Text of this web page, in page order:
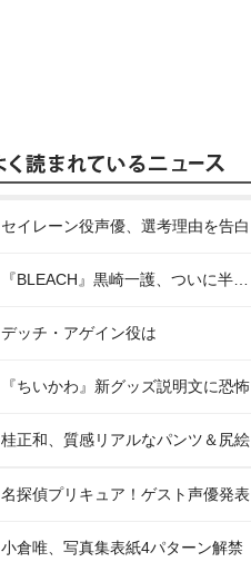
セイレーン役声優、選考理由を告白
デッチ・アゲイン役は
『ちいかわ』新グッズ説明文に恐怖
桂正和、質感リアルなパンツ＆尻絵
名探偵プリキュア！ゲスト声優発表
小倉唯、写真集表紙4パターン解禁